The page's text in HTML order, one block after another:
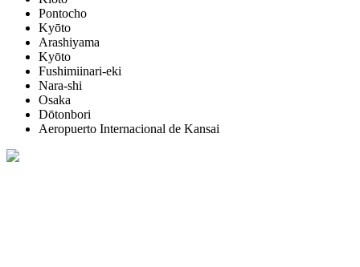
Pontocho
Kyōto
Arashiyama
Kyōto
Fushimiinari-eki
Nara-shi
Osaka
Dōtonbori
Aeropuerto Internacional de Kansai